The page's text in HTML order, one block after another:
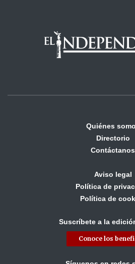
Quiénes
Directorio
Contáctanos
Aviso legal
Política de
Política de
Suscríbete a la
Conoce los